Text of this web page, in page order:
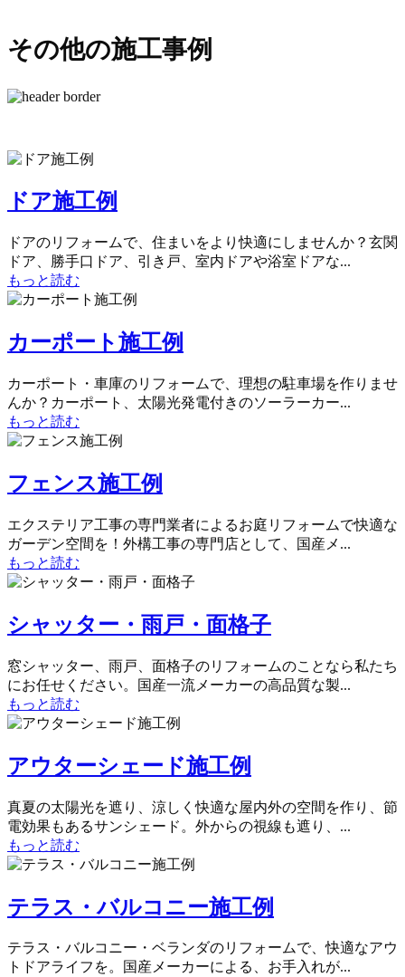
その他の施工事例
ドア施工例
ドアのリフォームで、住まいをより快適にしませんか？玄関
ドア、勝手口ドア、引き戸、室内ドアや浴室ドアな...
もっと読む
カーポート施工例
カーポート・車庫のリフォームで、理想の駐車場を作りませ
んか？カーポート、太陽光発電付きのソーラーカー...
もっと読む
フェンス施工例
エクステリア工事の専門業者によるお庭リフォームで快適な
ガーデン空間を！外構工事の専門店として、国産メ...
もっと読む
シャッター・雨戸・面格子
窓シャッター、雨戸、面格子のリフォームのことなら私たち
にお任せください。国産一流メーカーの高品質な製...
もっと読む
アウターシェード施工例
真夏の太陽光を遮り、涼しく快適な屋内外の空間を作り、節
電効果もあるサンシェード。外からの視線も遮り、...
もっと読む
テラス・バルコニー施工例
テラス・バルコニー・ベランダのリフォームで、快適なアウ
トドアライフを。国産メーカーによる、お手入れが...